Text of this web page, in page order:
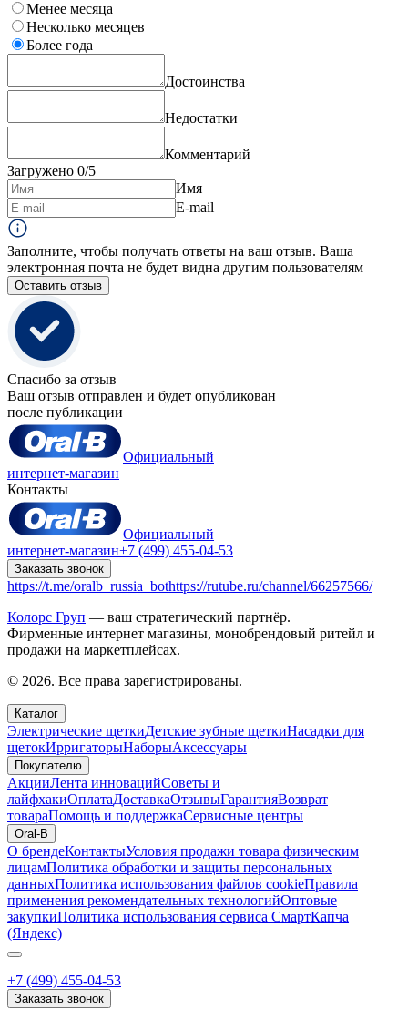
Менее месяца
Несколько месяцев
Более года
Достоинства
Недостатки
Комментарий
Загружено 0/5
Имя
E-mail
Заполните, чтобы получать ответы на ваш отзыв. Ваша
электронная почта не будет видна другим пользователям
Оставить отзыв
Спасибо за отзыв
Ваш отзыв отправлен и будет опубликован
после публикации
Официальный
интернет-магазин
Контакты
Официальный
интернет-магазин+7 (499) 455-04-53
Заказать звонок
https://t.me/oralb_russia_bothttps://rutube.ru/channel/66257566/
Колорс Груп — ваш стратегический партнёр.
Фирменные интернет магазины, монобрендовый ритейл и
продажи на маркетплейсах.
© 2026. Все права зарегистрированы.
Каталог
Электрические щеткиДетские зубные щеткиНасадки для
щетокИрригаторыНаборыАксессуары
Покупателю
АкцииЛента инновацийСоветы и
лайфхакиОплатаДоставкаОтзывыГарантияВозврат
товараПомощь и поддержкаСервисные центры
Oral-B
О брендеКонтактыУсловия продажи товара физическим
лицамПолитика обработки и защиты персональных
данныхПолитика использования файлов cookieПравила
применения рекомендательных технологийОптовые
закупкиПолитика использования сервиса СмартКапча
(Яндекс)
+7 (499) 455-04-53
Заказать звонок